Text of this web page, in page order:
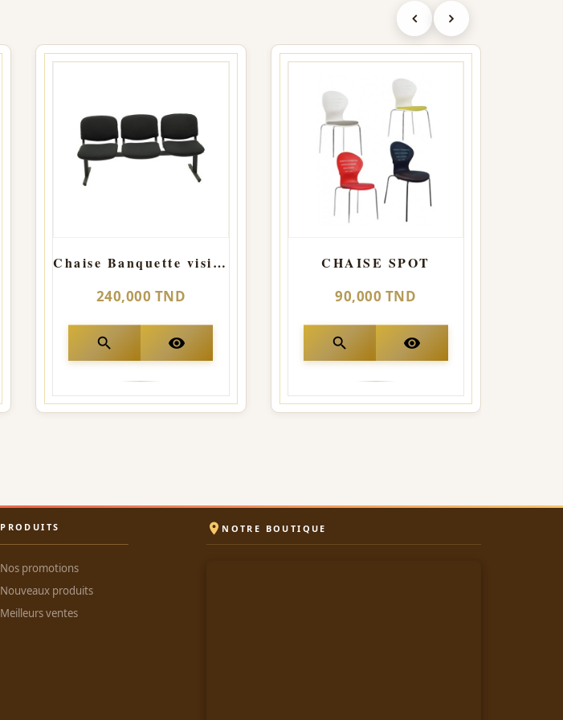
Chaise Banquette visiteur
240,000 TND
search visibility
CHAISE SPOT
90,000 TND
search visibility
PRODUITS
Nos promotions
Nouveaux produits
Meilleurs ventes
 NOTRE BOUTIQUE